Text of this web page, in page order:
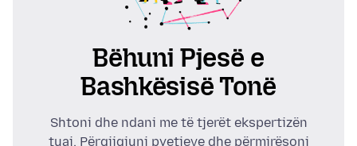
Bëhuni Pjesë e
Bashkësisë Tonë
Shtoni dhe ndani me të tjerët ekspertizën
tuaj. Përgjigjuni pyetjeve dhe përmirësoni